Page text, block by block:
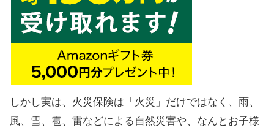
しかし実は、火災保険は「火災」だけではなく、雨、
風、雪、雹、雷などによる自然災害や、なんとお子様